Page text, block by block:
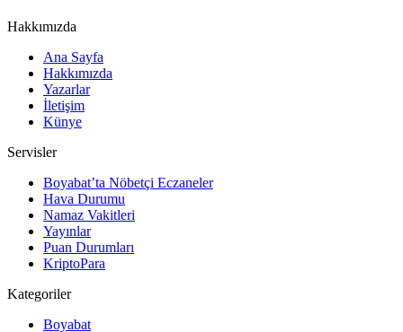
Hakkımızda
Ana Sayfa
Hakkımızda
Yazarlar
İletişim
Künye
Servisler
Boyabat’ta Nöbetçi Eczaneler
Hava Durumu
Namaz Vakitleri
Yayınlar
Puan Durumları
KriptoPara
Kategoriler
Boyabat